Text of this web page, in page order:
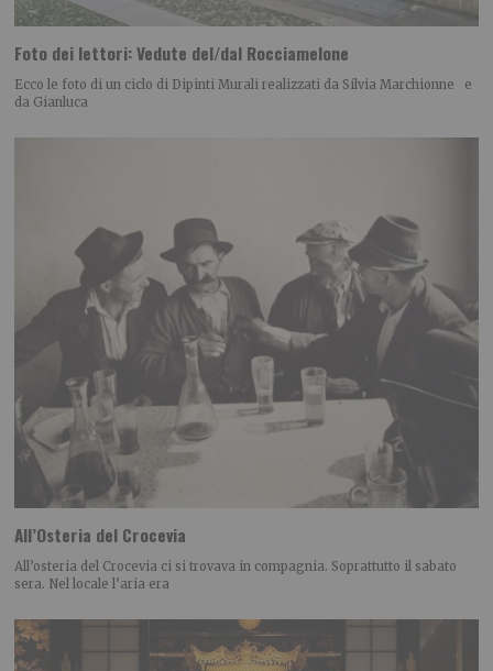
Foto dei lettori: Vedute del/dal Rocciamelone
Ecco le foto di un ciclo di Dipinti Murali realizzati da Silvia Marchionne e
da Gianluca
All’Osteria del Crocevia
All’osteria del Crocevia ci si trovava in compagnia. Soprattutto il sabato
sera. Nel locale l’aria era